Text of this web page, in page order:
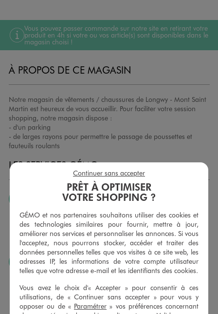
Vous pouvez passer commande sur notre site en retirant votre
produit en 4h si votre ou vos article(s) sont disponibles dans le
magasin choisi !
À PROPOS DE CE MAGASIN
Notre magasin de vêtements / chaussures de Longwy - Mont Saint
Martin est heureux de vous accueillir. Pour faciliter votre session
shopping, notre magasin dispose :
- d'un parking
- de larges rayons pour permettre le passage de poussettes et
fauteuils roulants
LES SERVICES GÉMO
JE PEUX CHANGER D’AVIS
Nous échangeons et vous proposons un avoir ou un
remboursement pour tout article non porté, non retouché,
sous 30 jours, sur simple présentation du ticket de caisse,
dans tous les magasins GÉMO.
JE PEUX FAIRE RETOUCHER MES ARTICLES
Ourlets, ceintures… vous avez la possibilité de faire
retoucher vos articles textiles dans nos magasins. Les tarifs
sont à votre disposition sur simple demande. Voir
conditions en magasins.
PRÊT À OPTIMISER
VOTRE SHOPPING ?
GÉMO et nos partenaires souhaitons utiliser des cookies et
des technologies similaires pour fournir, mettre à jour,
améliorer nos services et personnaliser les annonces. Si vous
l'acceptez, nous pourrons stocker, accéder et traiter des
données personnelles telles que vos visites à ce site web, les
adresses IP, les informations de votre compte utilisateur
telles que votre adresse e-mail et les identifiants des cookies.
Vous avez le choix d'« Accepter » pour consentir à ces
utilisations, de « Continuer sans accepter » pour vous y
opposer ou de « Paramétrer » vos préférences concernant
Continuer sans accepter